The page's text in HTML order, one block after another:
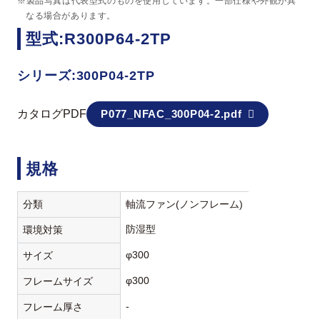
なる場合があります。
型式:R300P64-2TP
シリーズ:300P04-2TP
カタログPDF P077_NFAC_300P04-2.pdf
規格
分類 軸流ファン(ノンフレーム)
環境対策 防湿型
サイズ φ300
フレームサイズ φ300
フレーム厚さ -